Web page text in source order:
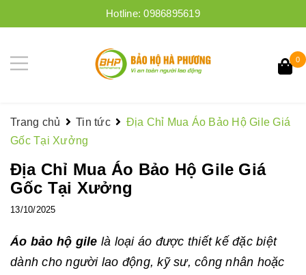
Hotline:0986895619
0
Trang chủ Tin tức
Địa Chỉ Mua Áo Bảo Hộ Gile Giá
Gốc Tại Xưởng
Địa Chỉ Mua Áo Bảo Hộ Gile Giá
Gốc Tại Xưởng
13/10/2025
Áo bảo hộ gile là loại áo được thiết kế đặc biệt
dành cho người lao động, kỹ sư, công nhân hoặc